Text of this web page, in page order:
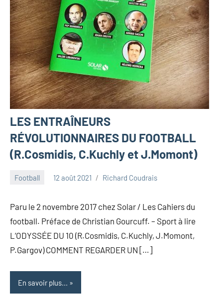
LES ENTRAÎNEURS
RÉVOLUTIONNAIRES DU FOOTBALL
(R.Cosmidis, C.Kuchly et J.Momont)
Football 12 août 2021 Richard Coudrais
Paru le 2 novembre 2017 chez Solar / Les Cahiers du
football. Préface de Christian Gourcuff. – Sport à lire
L’ODYSSÉE DU 10 (R.Cosmidis, C.Kuchly, J.Momont,
P.Gargov) COMMENT REGARDER UN […]
En savoir plus...